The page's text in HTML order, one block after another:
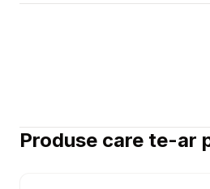
Produse care te-ar